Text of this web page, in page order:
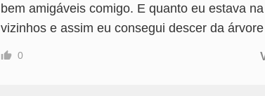
bem amigáveis comigo. E quanto eu estava
vizinhos e assim eu consegui descer da
0